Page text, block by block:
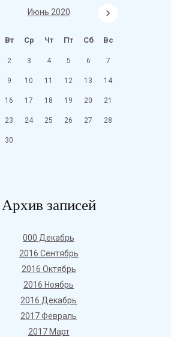
Июнь 2020
Вт Ср Чт Пт Сб Вс
2 3 4 5 6 7
9 10 11 12 13 14
16 17 18 19 20 21
23 24 25 26 27 28
30
Архив записей
000 Декабрь
2016 Сентябрь
2016 Октябрь
2016 Ноябрь
2016 Декабрь
2017 Февраль
2017 Март